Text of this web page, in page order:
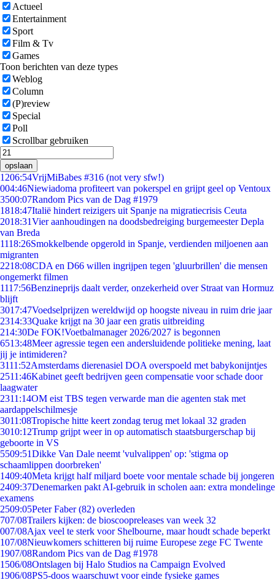
Actueel
Entertainment
Sport
Film & Tv
Games
Toon berichten van deze types
Weblog
Column
(P)review
Special
Poll
Scrollbar gebruiken
opslaan
1206:54VrijMiBabes #316 (not very sfw!)
004:46Niewiadoma profiteert van pokerspel en grijpt geel op Ventoux
3500:07Random Pics van de Dag #1979
1818:47Italië hindert reizigers uit Spanje na migratiecrisis Ceuta
2018:31Vier aanhoudingen na doodsbedreiging burgemeester Depla
van Breda
1118:26Smokkelbende opgerold in Spanje, verdienden miljoenen aan
migranten
2218:08CDA en D66 willen ingrijpen tegen 'gluurbrillen' die mensen
ongemerkt filmen
1117:56Benzineprijs daalt verder, onzekerheid over Straat van Hormuz
blijft
3017:47Voedselprijzen wereldwijd op hoogste niveau in ruim drie jaar
2314:33Quake krijgt na 30 jaar een gratis uitbreiding
214:30De FOK!Voetbalmanager 2026/2027 is begonnen
6513:48Meer agressie tegen een andersluidende politieke mening, laat
jij je intimideren?
3111:52Amsterdams dierenasiel DOA overspoeld met babykonijntjes
2511:46Kabinet geeft bedrijven geen compensatie voor schade door
laagwater
2311:14OM eist TBS tegen verwarde man die agenten stak met
aardappelschilmesje
3011:08Tropische hitte keert zondag terug met lokaal 32 graden
3010:12Trump grijpt weer in op automatisch staatsburgerschap bij
geboorte in VS
5509:51Dikke Van Dale neemt 'vulvalippen' op: 'stigma op
schaamlippen doorbreken'
1409:40Meta krijgt half miljard boete voor mentale schade bij jongeren
2409:37Denemarken pakt AI-gebruik in scholen aan: extra mondelinge
examens
2509:05Peter Faber (82) overleden
707/08Trailers kijken: de bioscoopreleases van week 32
007/08Ajax veel te sterk voor Shelbourne, maar houdt schade beperkt
107/08Nieuwkomers schitteren bij ruime Europese zege FC Twente
1907/08Random Pics van de Dag #1978
1506/08Ontslagen bij Halo Studios na Campaign Evolved
1906/08PS5-doos waarschuwt voor einde fysieke games